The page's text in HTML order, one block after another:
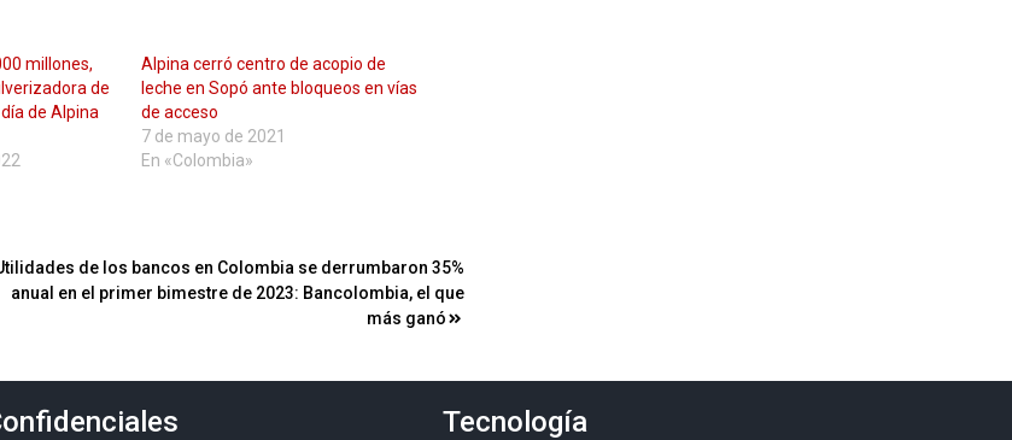
millones,
de
de Alpina
Alpina cerró centro de acopio de
leche en Sopó ante bloqueos en vías
de acceso
7 de mayo de 2021
En «Colombia»
de los bancos en Colombia se derrumbaron 35%
anual en el primer bimestre de 2023: Bancolombia, el que
más ganó
Tecnología